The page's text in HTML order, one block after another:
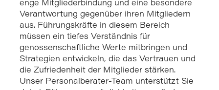
enge Mitgliederbindung und eine besondere
Verantwortung gegenüber ihren Mitgliedern
aus. Führungskräfte in diesem Bereich
müssen ein tiefes Verständnis für
genossenschaftliche Werte mitbringen und
Strategien entwickeln, die das Vertrauen und
die Zufriedenheit der Mitglieder stärken.
Unser Personalberater-Team unterstützt Sie